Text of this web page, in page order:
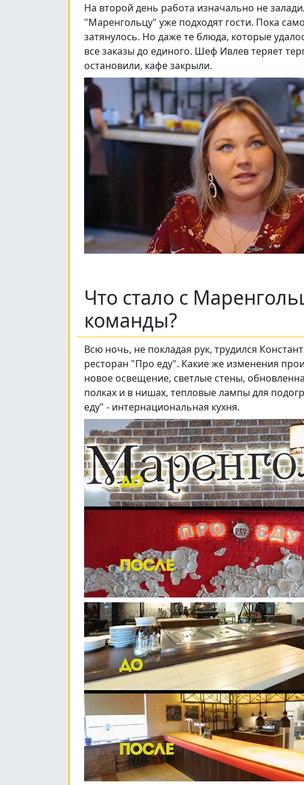
На второй день работа изначально не
"Маренгольцу" уже подходят гости. Пока
затянулось. Но даже те блюда, которые
все заказы до единого. Шеф Ивлев теряет
остановили, кафе закрыли.
Что стало с
команды?
Всю ночь, не покладая рук, трудился
ресторан "Про еду". Какие же изменения
новое освещение, светлые стены,
полках и в нишах, тепловые лампы для
еду" - интернациональная кухня.